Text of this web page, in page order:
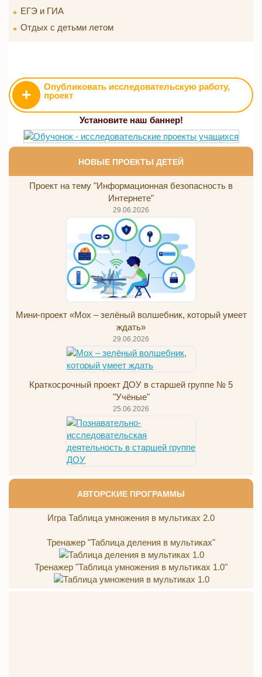
ЕГЭ и ГИА
Отдых с детьми летом
+
Опубликовать исследовательскую работу,
проект
Установите наш баннер!
НОВЫЕ ПРОЕКТЫ ДЕТЕЙ
Проект на тему "Информационная безопасность в
Интернете"
29.06.2026
Мини-проект «Мох – зелёный волшебник, который умеет
ждать»
29.06.2026
Краткосрочный проект ДОУ в старшей группе № 5
"Учёные"
25.06.2026
АВТОРСКИЕ ПРОГРАММЫ
Игра Таблица умножения в мультиках 2.0
Тренажер "Таблица деления в мультиках"
Тренажер "Таблица умножения в мультиках 1.0"